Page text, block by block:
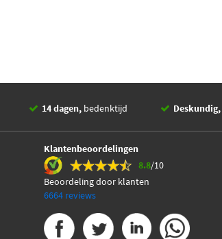
14 dagen, bedenktijd Deskundig,
Klantenbeoordelingen
8.8/10
Beoordeling door klanten
6664 reviews